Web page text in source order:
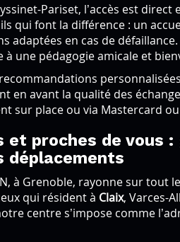
Pariset, l’accès est direct
qui font la différence : un
adaptées en cas de
à une pédagogie amicale et
en avant la qualité des
sur place ou via Mastercard ou
et proches de vous :
déplacements
à Grenoble, rayonne sur tout
qui résident à Claix, Varces-
centre s’impose comme